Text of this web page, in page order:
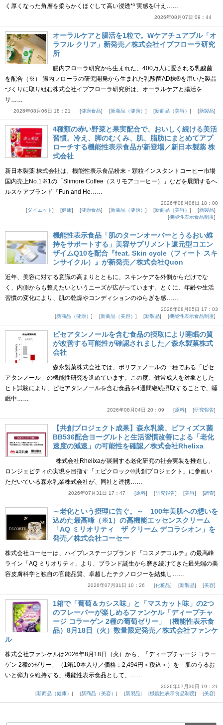
く厚くなった角層を柔らかくほぐして高い浸透*³ 実感を叶え……
2026年08月07日 09：44
オーラルケアと腸活を1粒で。Wケアチュアブル「オ
ラフル クリア」新発売／株式会社イブフローラ研究
所
腸内フローラ研究から生まれた、400万人に愛される乳酸菌
を配合（※） 腸内フローラの研究開発から生まれた乳酸菌AD株®を用いた製品
づくりに取り組む株式会社イブフローラ研究所は、オーラルケアと腸活を
サ……
2026年08月06日 18：21 健康食品 新商品（健康） 新商品（美容） 新製品
4種類の赤い野菜と果実配合で、おいしく続ける美活
習慣。冷え、脚のむくみ、肌、脂肪にまとめてアプ
ローチする機能性表示食品が新登場／新日本製薬 株
式会社
新日本製薬 株式会社は、機能性表示食品粉末・顆粒インスタントコーヒー市場
国内売上No.1※1の「Slimore Coffee（スリモアコーヒー）」などを展開するヘ
ルスケアブランド『Fun and He……
2026年08月06日 18：00
ダイエット
健康 健康食品 新商品（健康） 新商品（美容）
新製品
機能性表示食品制度
機能性表示食品「肌のターンオーバーとうるおい維
持をサポートする」美容サプリメント還元型コエン
ザイムQ10を配合『feat. Skin cycle（フィート スキ
ンサイクル）』が新発売／株式会社Quon
近年、美容に対する意識の高まりとともに、スキンケアを外側からだけでな
く、内側からも整えたいというニーズが広がっています。とくに、年齢や生活
習慣の変化により、肌の乾燥やコンディションのゆらぎを感……
2026年08月05日 17：03
新商品（健康）
新商品（美容） 新製品 機能性表示食品制度
ピセアタンノールを含む食品の摂取により睡眠の質
が改善する可能性が確認されました／森永製菓株式
会社
森永製菓株式会社では、ポリフェノールの一種である「ピセ
アタンノール」の機能性研究を進めています。この度、健常成人を対象とした
ヒト試験により、ピセアタンノールを含む食品を4週間継続摂取することで、睡
眠中……
2026年08月04日 20：09 原料 研究報告
【共創プロジェクト成果】森永乳業、ビフィズス菌
BB536配合ヨーグルトと生活習慣改善による「老化
速度の減速」の可能性を確認／株式会社Rhelixa
株式会社Rhelixaが展開する老化研究の社会実装を推進し、
ロンジェビティの実現を目指す「エピクロック®共創プロジェクト」に参画い
ただいている森永乳業株式会社が、同社と連携……
2026年07月31日 17：47 原料 研究報告 美容 調査
～老化という摂理に告ぐ。～ 100年美肌への想いを
込めた最高峰（※1）の高機能エッセンスクリーム
「AQ ミリオリティ ザ クリーム デコラシオン」を
発売／株式会社コーセー
株式会社コーセーは、ハイプレステージブランド『コスメデコルテ』の最高峰
ライン「AQ ミリオリティ」より、ブランド誕生から磨き続けてきた最先端の美
容皮膚科学と独自の官能品質、卓越したテクノロジーを結集し……
2026年07月31日 10：26 化粧品 新製品 美容
1箱で「葡萄＆カシス味」と「マスカット味」の2つ
のフレーバーが楽しめるファンケル「ディープチャ
ージ コラーゲン 2種の葡萄ゼリー」（機能性表示食
品）8月18日（火）数量限定発売／株式会社ファンケ
ル
株式会社ファンケルは2026年8月18日（火）から、「ディープチャージ コラー
ゲン 2種のゼリー」（1箱10本入り／価格：2,494円＜税込＞）を「肌のうるお
いと弾力を維持する」機能性表示食品として、……
2026年07月30日 19：21
新商品（健康）
新商品（美容） 新製品 機能性表示食品制度 美容